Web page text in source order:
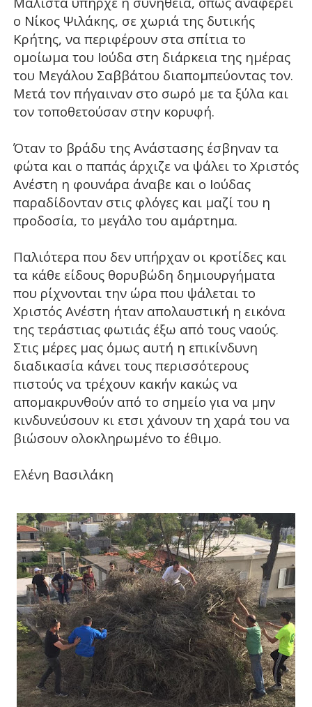
ο Νίκος Ψιλάκης, σε χωριά της δυτικής
Κρήτης, να περιφέρουν στα σπίτια το
ομοίωμα του Ιούδα στη διάρκεια της ημέρας
του Μεγάλου Σαββάτου διαπομπεύοντας τον.
Μετά τον πήγαιναν στο σωρό με τα ξύλα και
τον τοποθετούσαν στην κορυφή.
Όταν το βράδυ της Ανάστασης έσβηναν τα
φώτα και ο παπάς άρχιζε να ψάλει το Χριστός
Ανέστη η φουνάρα άναβε και ο Ιούδας
παραδίδονταν στις φλόγες και μαζί του η
προδοσία, το μεγάλο του αμάρτημα.
Παλιότερα που δεν υπήρχαν οι κροτίδες και
τα κάθε είδους θορυβώδη δημιουργήματα
που ρίχνονται την ώρα που ψάλεται το
Χριστός Ανέστη ήταν απολαυστική η εικόνα
της τεράστιας φωτιάς έξω από τους ναούς.
Στις μέρες μας όμως αυτή η επικίνδυνη
διαδικασία κάνει τους περισσότερους
πιστούς να τρέχουν κακήν κακώς να
απομακρυνθούν από το σημείο για να μην
κινδυνεύσουν κι ετσι χάνουν τη χαρά του να
βιώσουν ολοκληρωμένο το έθιμο.
Ελένη Βασιλάκη